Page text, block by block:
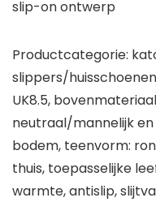
slip-on ontwerp
Productcategorie:
slippers/
UK8.5,
neutraal/mannelijk
bodem, teenvorm:
thuis, toepasselijke
warmte, antislip,